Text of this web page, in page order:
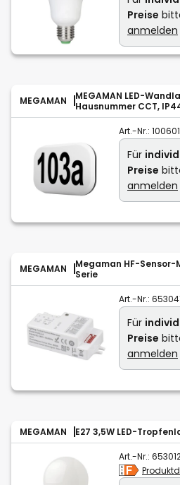
Preise
anmelden
MEGAMAN
MEGAMAN LED-
Hausnummer CCT,
Art.-Nr.:
Für
Preise
anmelden
MEGAMAN
Megaman HF-Sensor-
Serie
Art.-Nr.:
Für
Preise
anmelden
MEGAMAN E27 3,5W LED-
Art.-Nr.: